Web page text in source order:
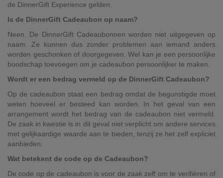
de DinnerGift Experience gelden.
Is de DinnerGift Cadeaubon op naam?
Neen. De DinnerGift Cadeaubonnen worden niet uitgegeven op
naam. Ze kunnen dus zonder problemen aan iemand anders
worden geschonken of doorgegeven. Wel kan je een persoonlijke
boodschap toevoegen om je cadeaubon persoonlijker te maken.
Wordt er een bedrag vermeld op de DinnerGift Cadeaubon?
Op de cadeaubon staat een bedrag omdat de begunstigde moet
weten hoeveel er besteed kan worden. In het geval van een
arrangement wordt het bedrag van de cadeaubon niet vermeld.
De zaak in kwestie is in dit geval niet verplicht om andere services
met gelijkaardige waarde aan te bieden, tenzij ze het zelf expliciet
aanbieden.
Wat betekent de code op de Cadeaubon?
De code op de cadeaubon is voor de zaak zelf om te verifiëren of